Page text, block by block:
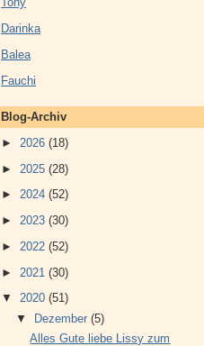
Darinka
Balea
Fauchi
Blog-Archiv
► 2026 (18)
► 2025 (28)
► 2024 (52)
► 2023 (30)
► 2022 (52)
► 2021 (30)
▼ 2020 (51)
▼ Dezember (5)
Alles Gute liebe Lissy zum